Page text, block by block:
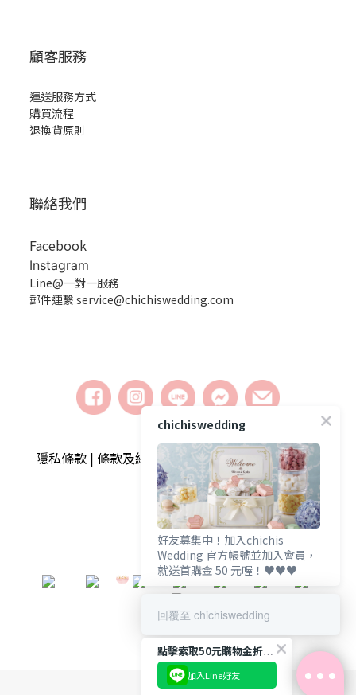
顧客服務
運送服務方式
購買流程
退換貨原則
聯絡我們
Facebook
Instagram
Line@一對一服務
郵件連繫 service@chichiswedding.com
隱私條款 | 條款及細則 | 2018 © chichiswedding婚
禮小物
chichiswedding
好友募集中！加入chichis
Wedding 官方帳號並加入會員，
就送首購金 50 元喔！♥️♥️♥️
回覆至 chichiswedding
點擊索取50元購物金折扣碼
加入Line好友